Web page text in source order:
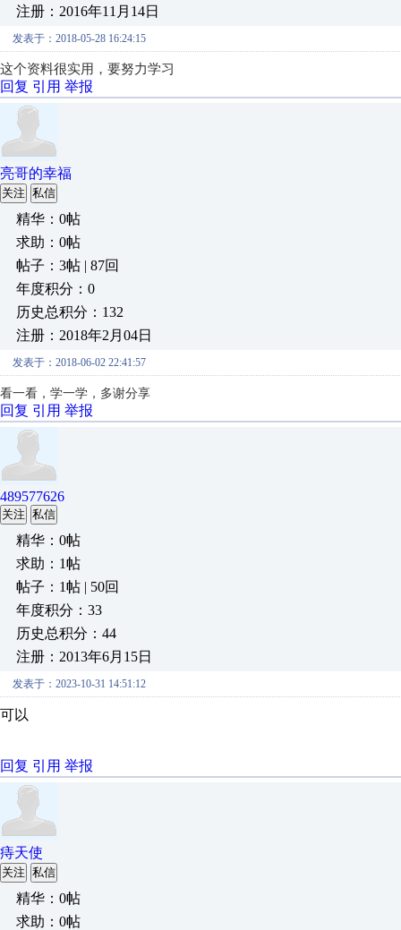
注册：2016年11月14日
发表于：2018-05-28 16:24:15
这个资料很实用，要努力学习
回复 引用 举报
亮哥的幸福
关注 私信
精华：0帖
求助：0帖
帖子：3帖 | 87回
年度积分：0
历史总积分：132
注册：2018年2月04日
发表于：2018-06-02 22:41:57
看一看，学一学，多谢分享
回复 引用 举报
489577626
关注 私信
精华：0帖
求助：1帖
帖子：1帖 | 50回
年度积分：33
历史总积分：44
注册：2013年6月15日
发表于：2023-10-31 14:51:12
可以
回复 引用 举报
痔天使
关注 私信
精华：0帖
求助：0帖